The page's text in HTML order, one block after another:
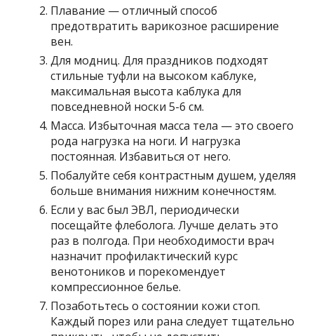
Плавание — отличный способ
предотвратить варикозное расширение
вен.
Для модниц. Для праздников подходят
стильные туфли на высоком каблуке,
максимальная высота каблука для
повседневной носки 5-6 см.
Масса. Избыточная масса тела — это своего
рода нагрузка на ноги. И нагрузка
постоянная. Избавиться от него.
Побалуйте себя контрастным душем, уделяя
больше внимания нижним конечностям.
Если у вас был ЭВЛ, периодически
посещайте флеболога. Лучше делать это
раз в полгода. При необходимости врач
назначит профилактический курс
венотоников и порекомендует
компрессионное белье.
Позаботьтесь о состоянии кожи стоп.
Каждый порез или рана следует тщательно